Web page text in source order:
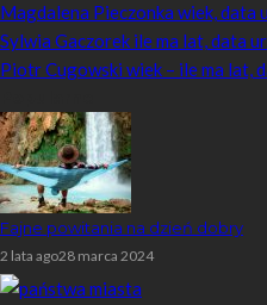
Magdalena Pieczonka wiek, data
Sylwia Gaczorek ile ma lat, data
Piotr Cugowski wiek – ile ma lat,
Fajne powitania na dzień dobry
2 lata ago28 marca 2024